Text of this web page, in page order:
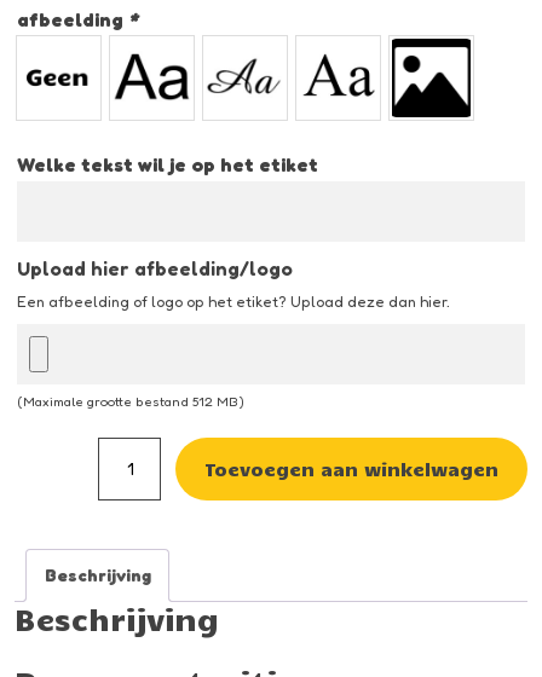
afbeelding *
Welke tekst wil je op het etiket
Upload hier afbeelding/logo
Een afbeelding of logo op het etiket? Upload deze dan hier.
(Maximale grootte bestand 512 MB)
Pepermuntruitjes
Toevoegen aan winkelwagen
Beschrijving
Beschrijving